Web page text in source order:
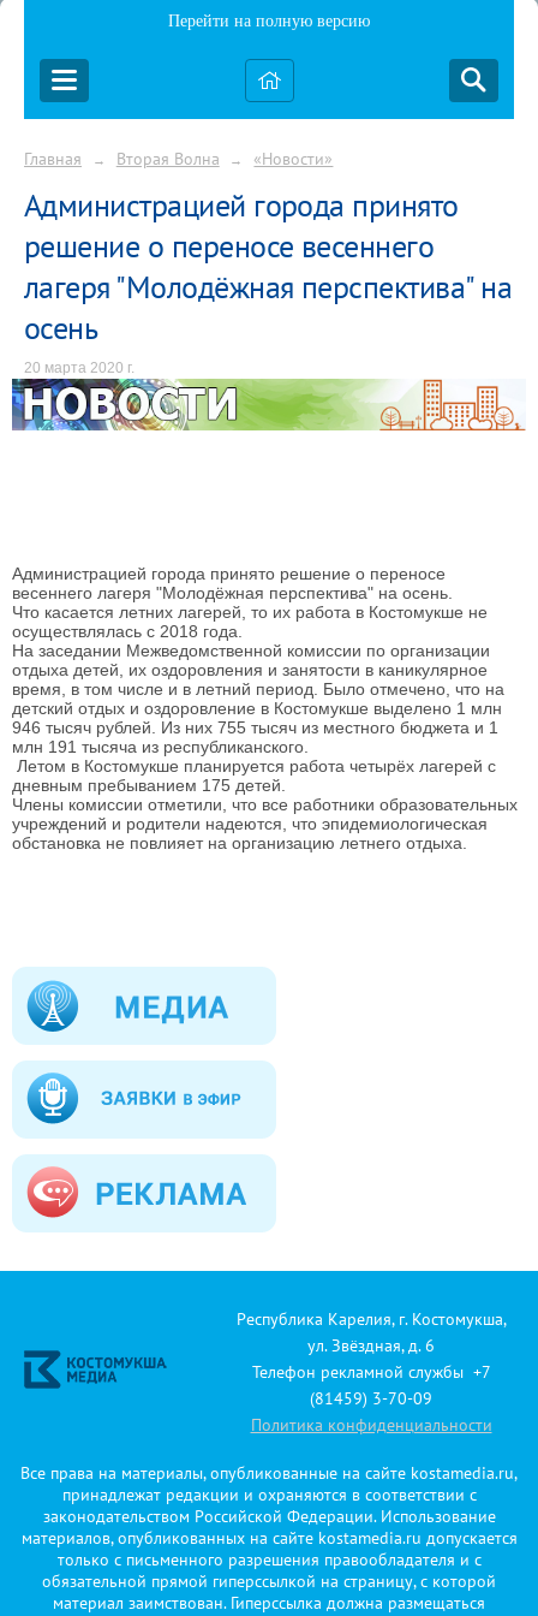
Перейти на полную версию
Главная → Вторая Волна → «Новости»
Администрацией города принято
решение о переносе весеннего
лагеря "Молодёжная перспектива" на
осень
20 марта 2020 г.
Администрацией города принято решение о переносе
весеннего лагеря "Молодёжная перспектива" на осень.
Что касается летних лагерей, то их работа в Костомукше не
осуществлялась с 2018 года.
На заседании Межведомственной комиссии по организации
отдыха детей, их оздоровления и занятости в каникулярное
время, в том числе и в летний период. Было отмечено, что на
детский отдых и оздоровление в Костомукше выделено 1 млн
946 тысяч рублей. Из них 755 тысяч из местного бюджета и 1
млн 191 тысяча из республиканского.
Летом в Костомукше планируется работа четырёх лагерей с
дневным пребыванием 175 детей.
Члены комиссии отметили, что все работники образовательных
учреждений и родители надеются, что эпидемиологическая
обстановка не повлияет на организацию летнего отдыха.
Республика Карелия, г. Костомукша,
ул. Звёздная, д. 6
Телефон рекламной службы +7
(81459) 3-70-09
Политика конфиденциальности
Все права на материалы, опубликованные на сайте kostamedia.ru,
принадлежат редакции и охраняются в соответствии с
законодательством Российской Федерации. Использование
материалов, опубликованных на сайте kostamedia.ru допускается
только с письменного разрешения правообладателя и с
обязательной прямой гиперссылкой на страницу, с которой
материал заимствован. Гиперссылка должна размещаться